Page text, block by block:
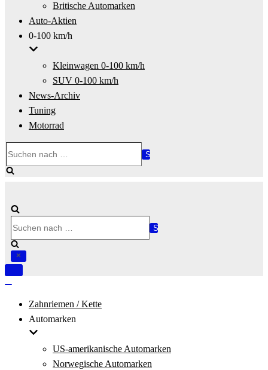
Britische Automarken
Auto-Aktien
0-100 km/h
Kleinwagen 0-100 km/h
SUV 0-100 km/h
News-Archiv
Tuning
Motorrad
nach …
nach …
Navigation
Zahnriemen / Kette
Automarken
US-amerikanische Automarken
Norwegische Automarken